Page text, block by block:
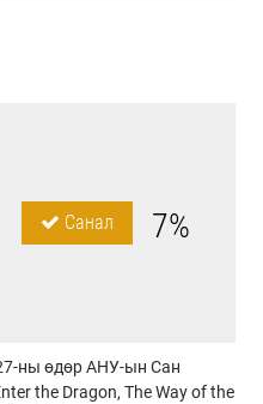
Санал 7%
ны өдөр АНУ-ын Сан
the Dragon, The Way of the